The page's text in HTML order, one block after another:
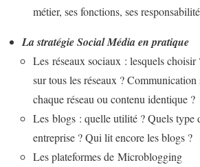
métier, ses fonctions, ses
La stratégie Social Média en pratique
Les réseaux sociaux : lesquels
sur tous les réseaux ?
chaque réseau ou contenu identique ?
Les blogs : quelle utilité ? Quels type
entreprise ? Qui lit encore les blogs ?
Les plateformes de Microblogging